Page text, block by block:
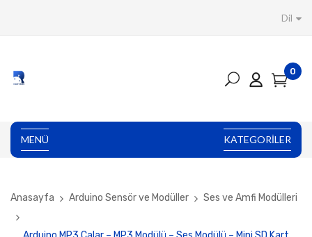
Dil
0
MENÜ KATEGORILER
Anasayfa Arduino Sensör ve Modüller Ses ve Amfi Modülleri